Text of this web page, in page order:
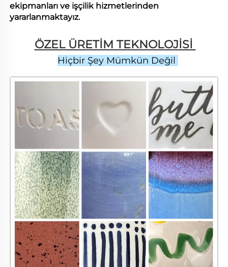
ekipmanları ve işçilik hizmetlerinden
yararlanmaktayız.
ÖZEL ÜRETİM TEKNOLOJİSİ
Hiçbir Şey Mümkün Değil